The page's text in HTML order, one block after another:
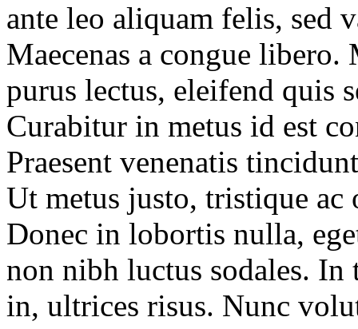
ante leo aliquam felis, sed
Maecenas a congue
purus lectus, eleifend quis
Curabitur in metus id est
Praesent venenatis
Ut metus justo, tristique ac
Donec in lobortis nulla,
non nibh luctus sodales.
in, ultrices risus. Nunc